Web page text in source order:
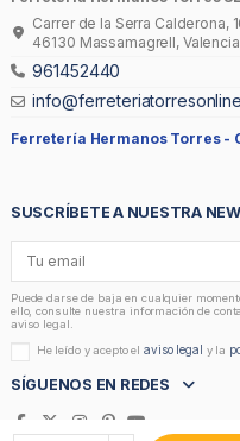
Carrer de la Serra Calderona,
46130 Massamagrell, Valencia
961452440
Ferretería Hermanos Torres -
SUSCRÍBETE A NUESTRA
Puede darse de baja en cualquier
ello, consulte nuestra información de
aviso legal.
He leído y acepto elaviso legal y la
SÍGUENOS EN REDES